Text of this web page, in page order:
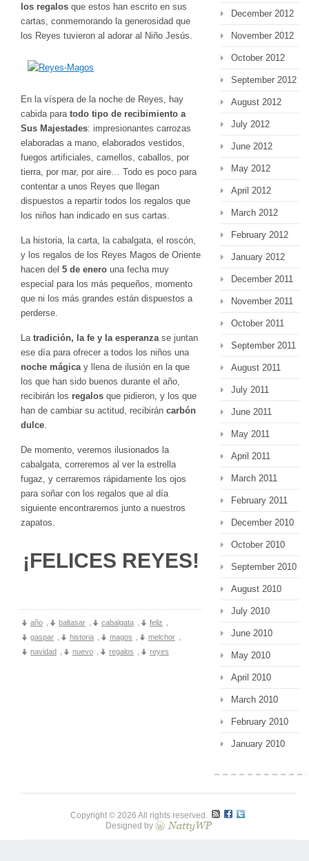
los regalos que estos han escrito en sus
cartas, conmemorando la generosidad que
los Reyes tuvieron al adorar al Niño Jesús.
En la víspera de la noche de Reyes, hay
cabida paratodo tipo de recibimiento a
Sus Majestades: impresionantes carrozas
elaboradas a mano, elaborados vestidos,
fuegos artificiales, camellos, caballos, por
tierra, por mar, por aire… Todo es poco para
contentar a unos Reyes que llegan
dispuestos a repartir todos los regalos que
los niños han indicado en sus cartas.
La historia, la carta, la cabalgata, el roscón,
y los regalos de los Reyes Magos de Oriente
hacen del 5 de enero una fecha muy
especial para los más pequeños, momento
que ni los más grandes están dispuestos a
perderse.
La tradición, la fe y la esperanzase juntan
ese día para ofrecer a todos los niños una
noche mágicay llena de ilusión en la que
los que han sido buenos durante el año,
recibirán los regalos que pidieron, y los que
han de cambiar su actitud, recibirán carbón
dulce.
De momento, veremos ilusionados la
cabalgata, correremos al ver la estrella
fugaz, y cerraremos rápidamente los ojos
para soñar con los regalos que al día
siguiente encontraremos junto a nuestros
zapatos.
¡FELICES REYES!
año baltasar cabalgata feliz
gaspar
historia magos melchor
navidad
nuevo regalos reyes
December 2012
November 2012
October 2012
September 2012
August 2012
July 2012
June 2012
May 2012
April 2012
March 2012
February 2012
January 2012
December 2011
November 2011
October 2011
September 2011
August 2011
July 2011
June 2011
May 2011
April 2011
March 2011
February 2011
December 2010
October 2010
September 2010
August 2010
July 2010
June 2010
May 2010
April 2010
March 2010
February 2010
January 2010
Copyright © 2026 All rights reserved.
Designed by